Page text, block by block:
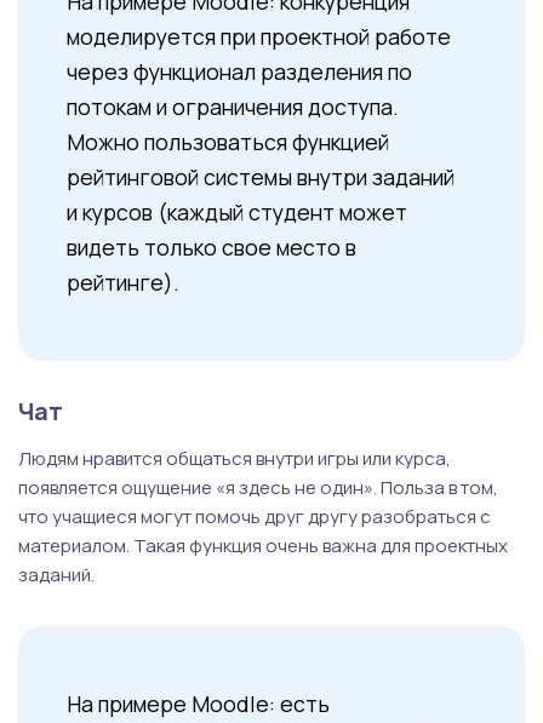
моделируется при проектной работе
через функционал разделения по
потокам и ограничения доступа.
Можно пользоваться функцией
рейтинговой системы внутри заданий
и курсов (каждый студент может
видеть только свое место в
рейтинге).
Чат
Людям нравится общаться внутри игры или курса,
появляется ощущение «я здесь не один». Польза в том,
что учащиеся могут помочь друг другу разобраться с
материалом. Такая функция очень важна для проектных
заданий.
На примере Moodle: есть